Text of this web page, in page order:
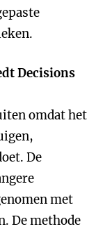
Decisions
omdat het
De
met
De methode